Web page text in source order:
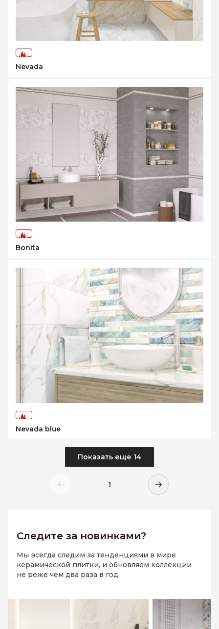
Nevada
Bonita
Nevada blue
Показать еще 14
1
Следите за новинками?
Мы всегда следим за тенденциями в мире
керамической плитки, и обновляем коллекции
не реже чем два раза в год